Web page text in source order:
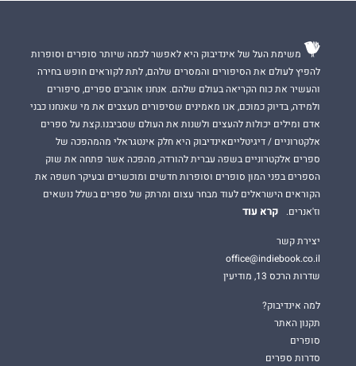
משימת העל של אינדיבוק היא לאפשר לכמה שיותר סופרים וסופרות
להפיץ לעולם את הסיפורים והמסרים שלהם, לתת לקוראים חופש בחירה
והעשיר את כוח הקריאה בעולם שלהם. אנחנו אוהבים ספרים, סיפורים
ולמידה, בדיוק כמוכם, אנו מאמינים שסיפורים מעצבים את מי שאנחנו כבני
אדם ומילים יכולות להעצים ולשנות את העולם שסביבנו.קצת על ספרים
אלקטרוניים / דיגיטלייםאינדיבוק היא חלק אינטגראלי מהמהפכה של
ספרים אלקטרוניים בשפה עברית להורדה, מהפכה אשר פתחה את שוק
הספרים בפני המון סופרים וסופרות חדשים ומוכשרים ובעיקר חשפה את
הקוראים הישראלים לעוד מבחר עצום ומרתק של ספרים בשלל נושאים
וז'אנרים.
קרא עוד
יצירת קשר
office@indiebook.co.il
שדרות הרכס 13, מודיעין
למה אינדיבוק?
תקנון האתר
סופרים
סדרות ספרים